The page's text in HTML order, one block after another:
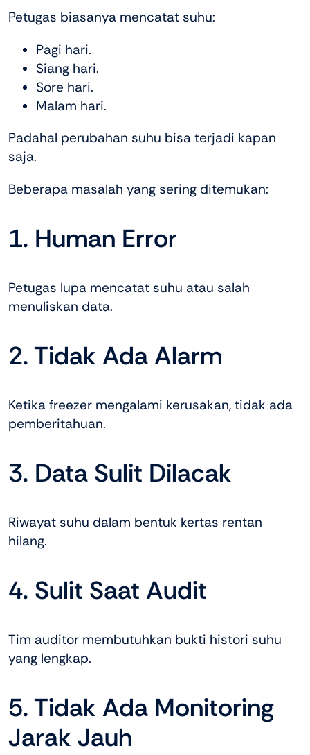
Petugas biasanya mencatat suhu:
Pagi hari.
Siang hari.
Sore hari.
Malam hari.
Padahal perubahan suhu bisa terjadi kapan
saja.
Beberapa masalah yang sering ditemukan:
1. Human Error
Petugas lupa mencatat suhu atau salah
menuliskan data.
2. Tidak Ada Alarm
Ketika freezer mengalami kerusakan, tidak ada
pemberitahuan.
3. Data Sulit Dilacak
Riwayat suhu dalam bentuk kertas rentan
hilang.
4. Sulit Saat Audit
Tim auditor membutuhkan bukti histori suhu
yang lengkap.
5. Tidak Ada Monitoring
Jarak Jauh